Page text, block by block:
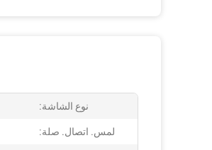
نوع الشاشة:
لمس. اتصال. صلة: